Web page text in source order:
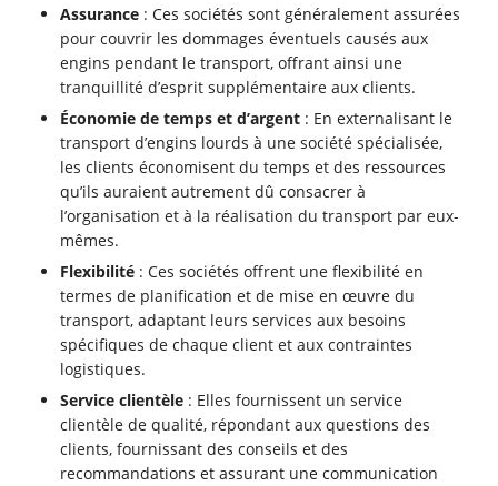
Assurance : Ces sociétés sont généralement assurées
pour couvrir les dommages éventuels causés aux
engins pendant le transport, offrant ainsi une
tranquillité d’esprit supplémentaire aux clients.
Économie de temps et d’argent : En externalisant le
transport d’engins lourds à une société spécialisée,
les clients économisent du temps et des ressources
qu’ils auraient autrement dû consacrer à
l’organisation et à la réalisation du transport par eux-
mêmes.
Flexibilité : Ces sociétés offrent une flexibilité en
termes de planification et de mise en œuvre du
transport, adaptant leurs services aux besoins
spécifiques de chaque client et aux contraintes
logistiques.
Service clientèle : Elles fournissent un service
clientèle de qualité, répondant aux questions des
clients, fournissant des conseils et des
recommandations et assurant une communication